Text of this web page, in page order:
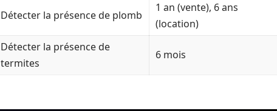
Détecter la présence de plomb
1 an (vente), 6 ans
(location)
Détecter la présence de
termites
6 mois